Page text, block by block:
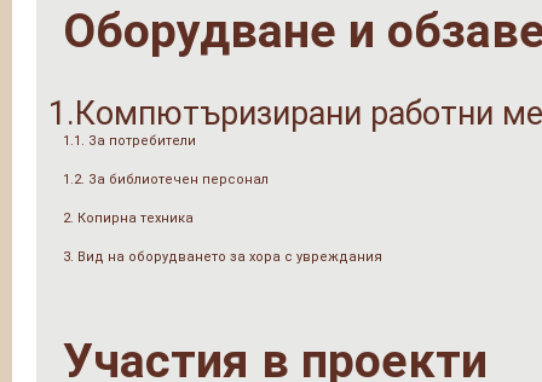
Оборудване и
1.Компютъризирани работни
1.1. За потребители
1.2. За библиотечен персонал
2. Копирна техника
3. Вид на оборудването за хора с увреждания
Участия в проекти